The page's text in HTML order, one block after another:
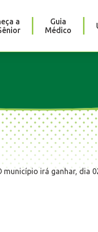
a
Guia
Médico
irá ganhar, dia